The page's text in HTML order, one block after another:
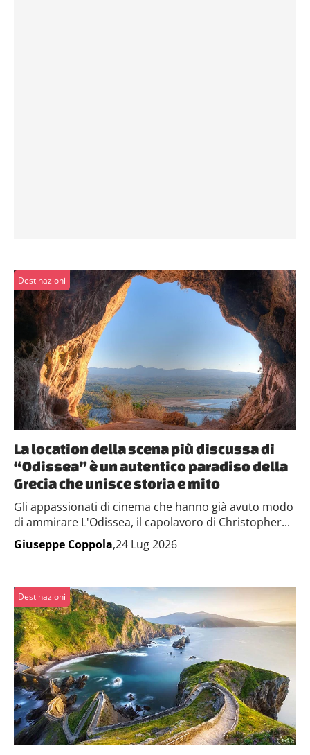
Destinazioni
La location della scena più discussa di
“Odissea” è un autentico paradiso della
Grecia che unisce storia e mito
Gli appassionati di cinema che hanno già avuto modo
di ammirare L'Odissea, il capolavoro di Christopher...
Giuseppe Coppola,24 Lug 2026
Destinazioni